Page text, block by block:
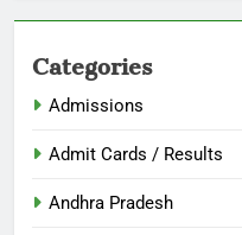
Categories
Admissions
Admit Cards / Results
Andhra Pradesh